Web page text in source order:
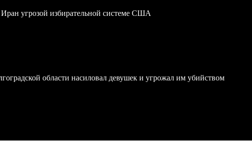
угрозой избирательной системе США
области насиловал девушек и угрожал им убийством